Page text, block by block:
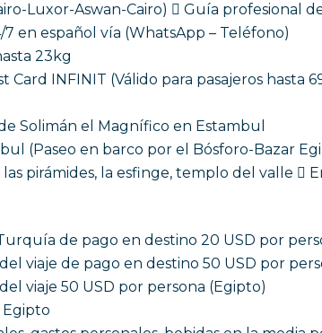
Luxor-Aswan-Cairo)  Guía profesional
7 en español vía (WhatsApp – Teléfono)
23kg
Card INFINIT (Válido para pasajeros hasta
Solimán el Magnífico en Estambul
(Paseo en barco por el Bósforo-Bazar
las pirámides, la esfinge, templo del valle 
de pago en destino 20 USD por
viaje de pago en destino 50 USD por
viaje 50 USD por persona (Egipto)
Egipto